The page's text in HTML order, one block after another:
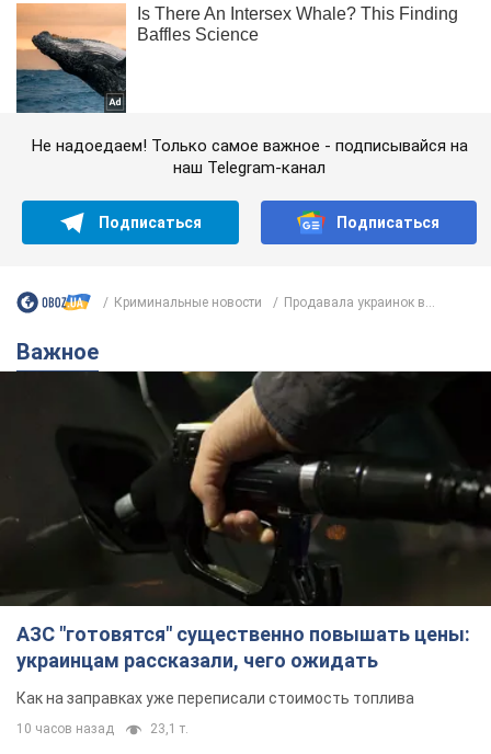
Не надоедаем! Только самое важное - подписывайся на
наш Telegram-канал
Подписаться Подписаться
Криминальные новости Продавала украинок в...
Важное
АЗС "готовятся" существенно повышать цены:
украинцам рассказали, чего ожидать
Как на заправках уже переписали стоимость топлива
10 часов назад 23,1 т.